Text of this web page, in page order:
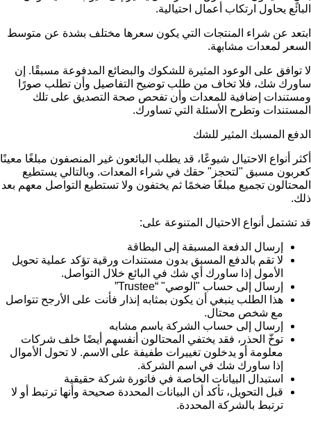
البائع يحاول ارتكاب أعمال احتيالية.
ابتعد عن شراء المنتجات التي يكون سعرها مختلف بشدة عن متوسط
السعر لمعدات مشابهة.
لا توافق على الوعود المثيرة للشكوك والبضائع المدفوعة مسبقًا. إن
ساورك شك، فلا تخاف من طلب توضيح التفاصيل وأن تطلب صورًا
ومستندات إضافية للمعدات وأن تفحص صحة التصديق على تلك
المستندات وتطرح الأسئلة التي تساورك.
الدفع المسبك المثير للشك
أكثر أنواع الاحتيال شيوعًا، قد يطلب البائعون غير المنصفون مبلغًا معينًا
كعربون مسبق "لتحجز" حقك في شراء المعدات. وبالتالي يستطيع
المحتالون تجميع مبلغًا ضخمًا ثم يختفون ولا تستطيع التواصل معهم بعد
ذلك.
قد تشتمل أنواع الاحتيال المتنوعة على:
إرسال الدفعة المسبقة إلى البطاقة
لا تقم بالدفع المسبق بدون مستندات ورقية تؤكد عملية تحويل
الأمول إذا ساورك أي شك في البائع خلال التواصل.
إرسال إلى حساب "الوصي" “Trustee”
هذا الطلب ينبغي أن يكون بمثابه إنذار فأنت على الأرجح تتواصل
مع شخص محتال.
إرسال إلى حساب الشركة باسم مشابه
توخّ الحذر، فقد يختفي المحتالون أنفسهم أيضًا خلف شركات
معلومة أو يدخلون تغييرات طفيفة على الاسم. لا تحول الأموال
إذا ساورك شك في اسم الشركة.
استبدال البيانات الخاصة في فاتورة شركة حقيقية
قبل التحويل، تأكد أن البيانات المحددة صحيحة وأنها ترتبط أو لا
ترتبط بالشركة المحددة.